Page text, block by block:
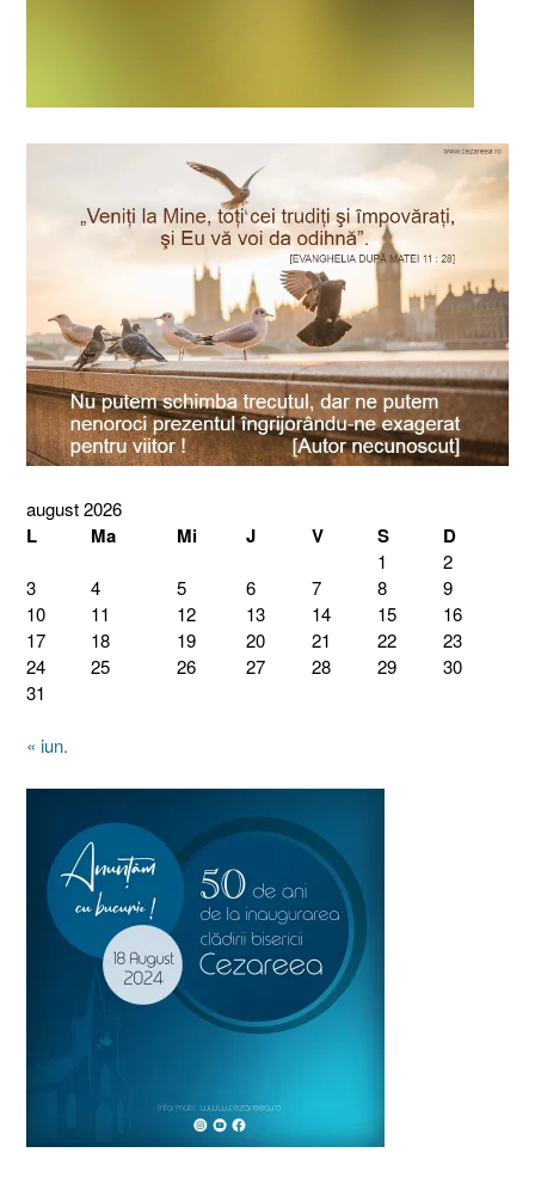
august 2026
L Ma Mi J V S D
1
2
3
4 5 6 7 8
9
10
11 12 13 14 15
16
17
18 19 20 21 22
23
24
25 26 27 28 29
30
31
« iun.